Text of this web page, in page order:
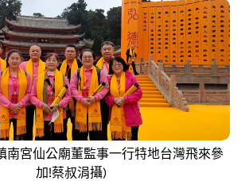
南宮仙公廟董監事一行特地台灣飛來參
加!蔡叔涓攝)